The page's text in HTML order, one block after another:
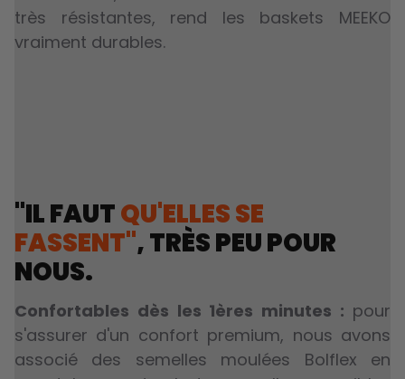
très résistantes, rend les baskets MEEKO
vraiment durables.
"IL FAUTQU'ELLES SE
FASSENT", TRÈS PEU POUR
NOUS.
Confortables dès les 1ères minutes : pour
s'assurer d'un confort premium, nous avons
associé des semelles moulées Bolflex en